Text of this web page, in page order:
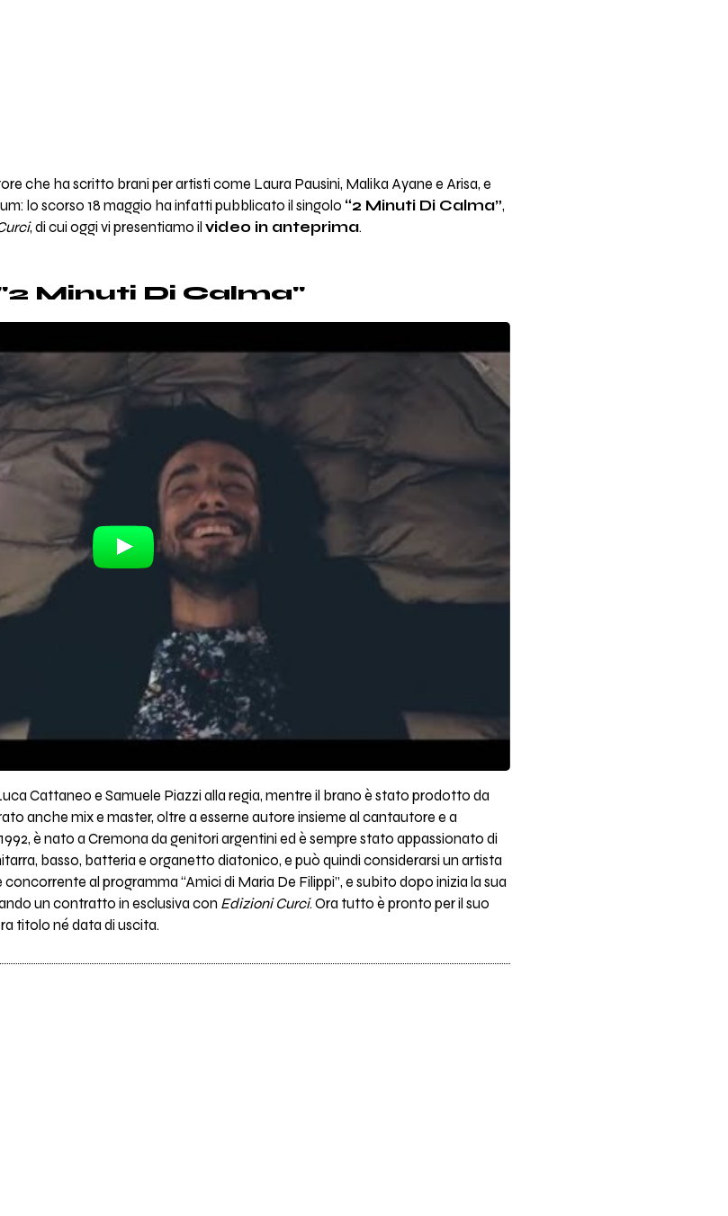
che ha scritto brani per artisti come Laura Pausini, Malika Ayane e Arisa, e
lo scorso 18 maggio ha infatti pubblicato il singolo “2 Minuti Di Calma”,
, di cui oggi vi presentiamo il video in anteprima.
Minuti Di Calma"
Cattaneo e Samuele Piazzi alla regia, mentre il brano è stato prodotto da
anche mix e master, oltre a esserne autore insieme al cantautore e a
è nato a Cremona da genitori argentini ed è sempre stato appassionato di
basso, batteria e organetto diatonico, e può quindi considerarsi un artista
al programma “Amici di Maria De Filippi”, e subito dopo inizia la sua
un contratto in esclusiva con Edizioni Curci. Ora tutto è pronto per il suo
titolo né data di uscita.